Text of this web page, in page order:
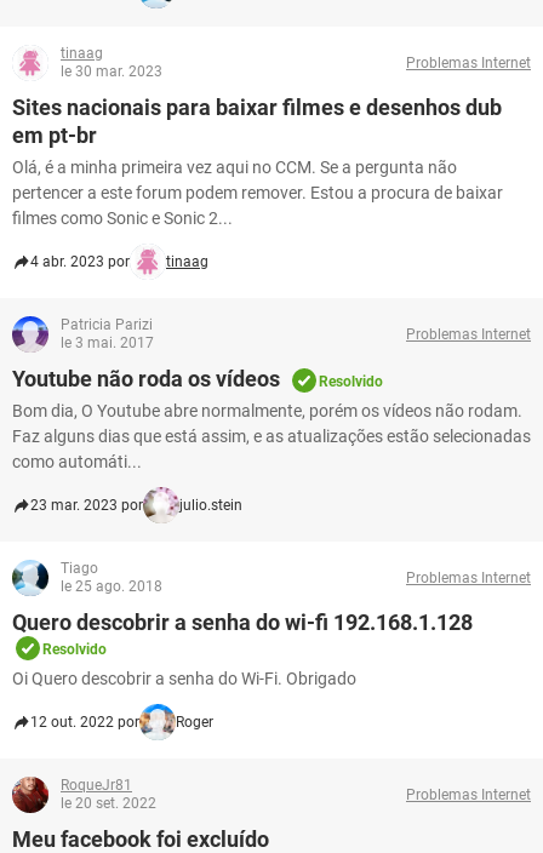
tinaag
le 30 mar. 2023
Problemas Internet
Sites nacionais para baixar filmes e desenhos dub
em pt-br
Olá, é a minha primeira vez aqui no CCM. Se a pergunta não
pertencer a este forum podem remover. Estou a procura de baixar
filmes como Sonic e Sonic 2...
4 abr. 2023 por tinaag
Patricia Parizi
le 3 mai. 2017
Problemas Internet
Youtube não roda os vídeos Resolvido
Bom dia, O Youtube abre normalmente, porém os vídeos não rodam.
Faz alguns dias que está assim, e as atualizações estão selecionadas
como automáti...
23 mar. 2023 por julio.stein
Tiago
le 25 ago. 2018
Problemas Internet
Quero descobrir a senha do wi-fi 192.168.1.128
Resolvido
Oi Quero descobrir a senha do Wi-Fi. Obrigado
12 out. 2022 por Roger
RoqueJr81
le 20 set. 2022
Problemas Internet
Meu facebook foi excluído